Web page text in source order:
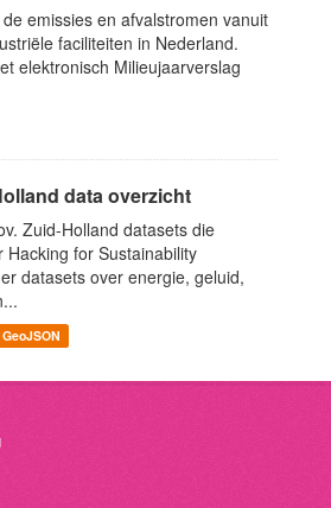
emissies en afvalstromen vanuit
faciliteiten in Nederland.
elektronisch Milieujaarverslag
data overzicht
Zuid-Holland datasets die
Hacking for Sustainability
datasets over energie, geluid,
GeoJSON